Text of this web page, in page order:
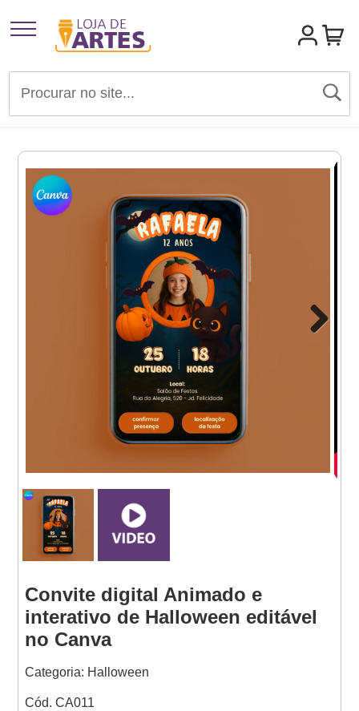
Artigos para Festas
Convites
Identidades Visuais
Materiais de Divulgação
Templates Editáveis Canva
Convite digital Animado e
interativo de Halloween editável
no Canva
Categoria: Halloween
Cód. CA011